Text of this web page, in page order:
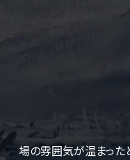
場の雰囲気が温まった